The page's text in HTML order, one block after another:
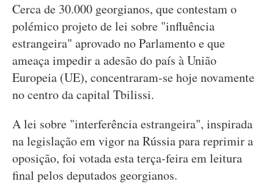
Cerca de 30.000 georgianos, que contestam o
polémico projeto de lei sobre "influência
estrangeira" aprovado no Parlamento e que
ameaça impedir a adesão do país à União
Europeia (UE), concentraram-se hoje novamente
no centro da capital Tbilissi.
A lei sobre "interferência estrangeira", inspirada
na legislação em vigor na Rússia para reprimir a
oposição, foi votada esta terça-feira em leitura
final pelos deputados georgianos.